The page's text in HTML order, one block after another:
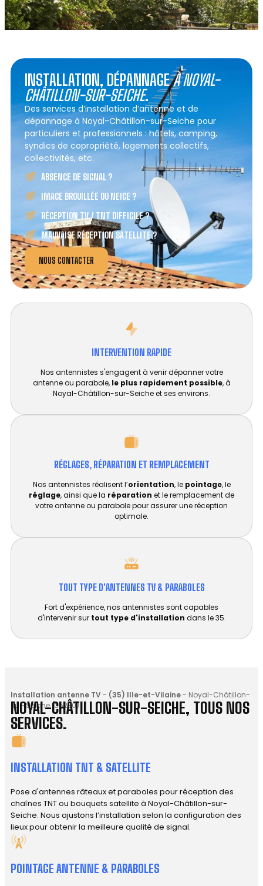
INSTALLATION, DÉPANNAGEÀ NOYAL-
CHÂTILLON-SUR-SEICHE.
Des services d’installation d’antenne et de
dépannage à Noyal-Châtillon-sur-Seiche pour
particuliers et professionnels : hôtels, camping,
syndics de copropriété, logements collectifs,
collectivités, etc.
ABSENCE DE SIGNAL ?
IMAGE BROUILLÉE OU NEIGE ?
RÉCEPTION TV / TNT DIFFICILE ?
MAUVAISE RÉCEPTION SATELLITE ?
NOUS CONTACTER
INTERVENTION RAPIDE
Nos antennistes s'engagent à venir dépanner votre
antenne ou parabole, le plus rapidement possible, à
Noyal-Châtillon-sur-Seiche et ses environs.
RÉGLAGES, RÉPARATION ET REMPLACEMENT​
Nos antennistes réalisent l’orientation, le pointage, le
réglage, ainsi que la réparation et le remplacement de
votre antenne ou parabole pour assurer une réception
optimale.
TOUT TYPE D'ANTENNES TV & PARABOLES
Fort d'expérience, nos antennistes sont capables
d'intervenir sur tout type d'installation dans le 35.
Installation antenne TV- (35) Ille-et-Vilaine- Noyal-Châtillon-
sur-Seiche (35230)
NOYAL-CHÂTILLON-SUR-SEICHE, TOUS NOS
SERVICES.
INSTALLATION TNT & SATELLITE
Pose d'antennes râteaux et paraboles pour réception des
chaînes TNT ou bouquets satellite à Noyal-Châtillon-sur-
Seiche. Nous ajustons l’installation selon la configuration des
lieux pour obtenir la meilleure qualité de signal.
POINTAGE ANTENNE & PARABOLES